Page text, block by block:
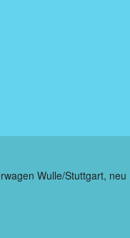
Wulle/Stuttgart, neu